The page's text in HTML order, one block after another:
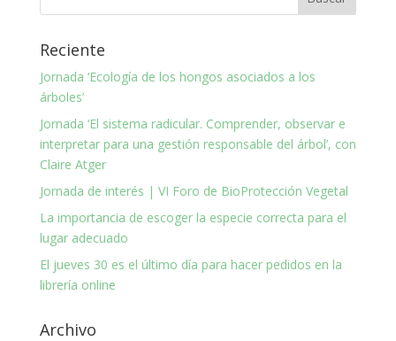
Reciente
Jornada ‘Ecología de los hongos asociados a los
árboles’
Jornada ‘El sistema radicular. Comprender, observar e
interpretar para una gestión responsable del árbol’, con
Claire Atger
Jornada de interés | VI Foro de BioProtección Vegetal
La importancia de escoger la especie correcta para el
lugar adecuado
El jueves 30 es el último día para hacer pedidos en la
librería online
Archivo